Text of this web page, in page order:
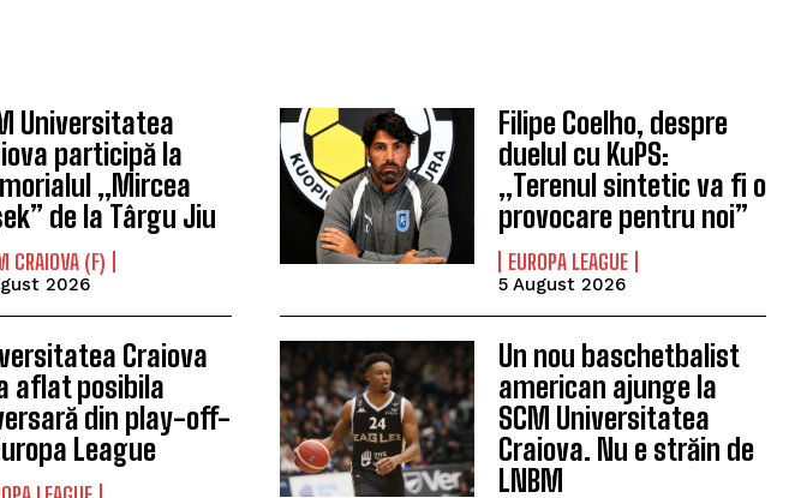
Universitatea
participă la
„Mircea
de la Târgu Jiu
CRAIOVA (F)
2026
Filipe Coelho, despre
duelul cu KuPS:
„Terenul sintetic va fi o
provocare pentru noi”
EUROPA LEAGUE
5 August 2026
Craiova
aflat posibila
din play-off-
League
Un nou baschetbalist
american ajunge la
SCM Universitatea
Craiova. Nu e străin de
LNBM